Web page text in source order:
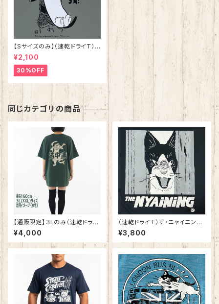
【Sサイズのみ】（速乾ドライT）
猫の皿 グレー 落語 シリ
ーズ第二弾
¥2,100
30%OFF
同じカテゴリの商品
【通販限定】３Lのみ（速乾ドライ
T）猫中毒ロゴTシャツ アイビー
グリーン【数量限定】
¥4,000
（速乾ドライT）ザ・ニャイニング
25 ブラック
¥3,800